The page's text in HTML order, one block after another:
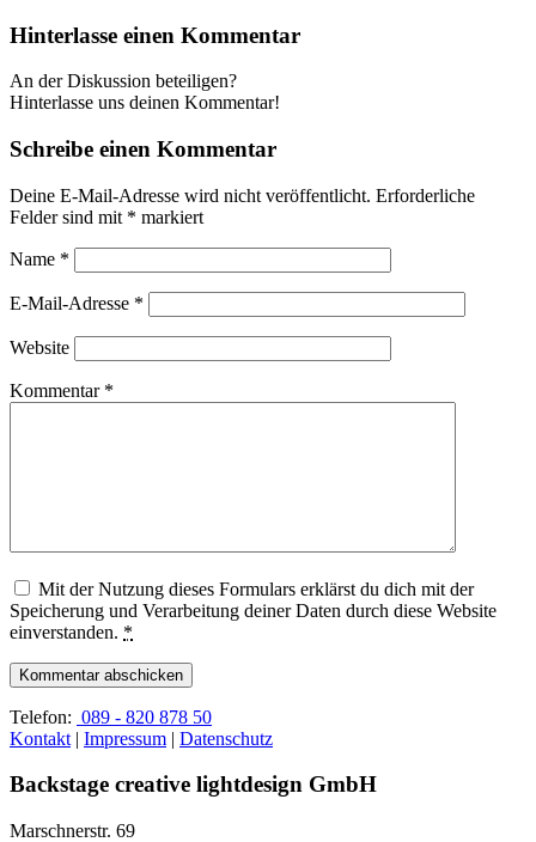
Hinterlasse einen Kommentar
An der Diskussion beteiligen?
Hinterlasse uns deinen Kommentar!
Schreibe einen Kommentar
Deine E-Mail-Adresse wird nicht veröffentlicht. Erforderliche
Felder sind mit * markiert
Name *
E-Mail-Adresse *
Website
Kommentar *
Mit der Nutzung dieses Formulars erklärst du dich mit der
Speicherung und Verarbeitung deiner Daten durch diese Website
einverstanden. *
Telefon: 089 - 820 878 50
Kontakt | Impressum | Datenschutz
Backstage creative lightdesign GmbH
Marschnerstr. 69